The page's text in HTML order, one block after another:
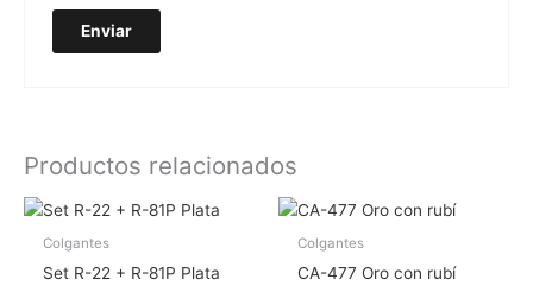
Productos relacionados
Colgantes
Set R-22 + R-81P Plata
Colgantes
CA-477 Oro con rubí